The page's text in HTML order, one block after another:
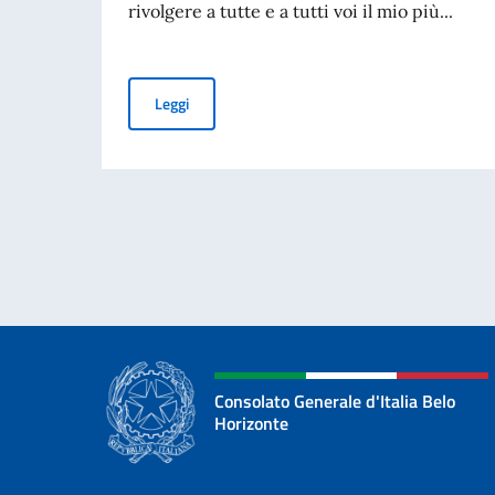
rivolgere a tutte e a tutti voi il mio più...
LeggiIl saluto di Pietro Tombaccini, nuovo Console
Consolato Generale d'Italia Belo
Horizonte